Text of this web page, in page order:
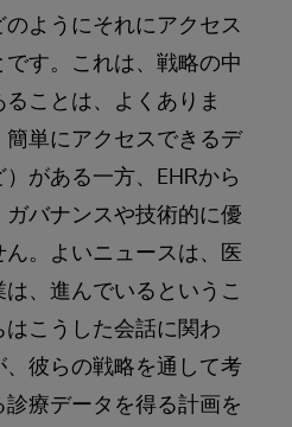
ようにそれにアクセス
す。これは、戦略の中
ことは、よくありま
単にアクセスできるデ
がある一方、EHRから
バナンスや技術的に優
。よいニュースは、医
、進んでいるというこ
こうした会話に関わ
、彼らの戦略を通して考
療データを得る計画を